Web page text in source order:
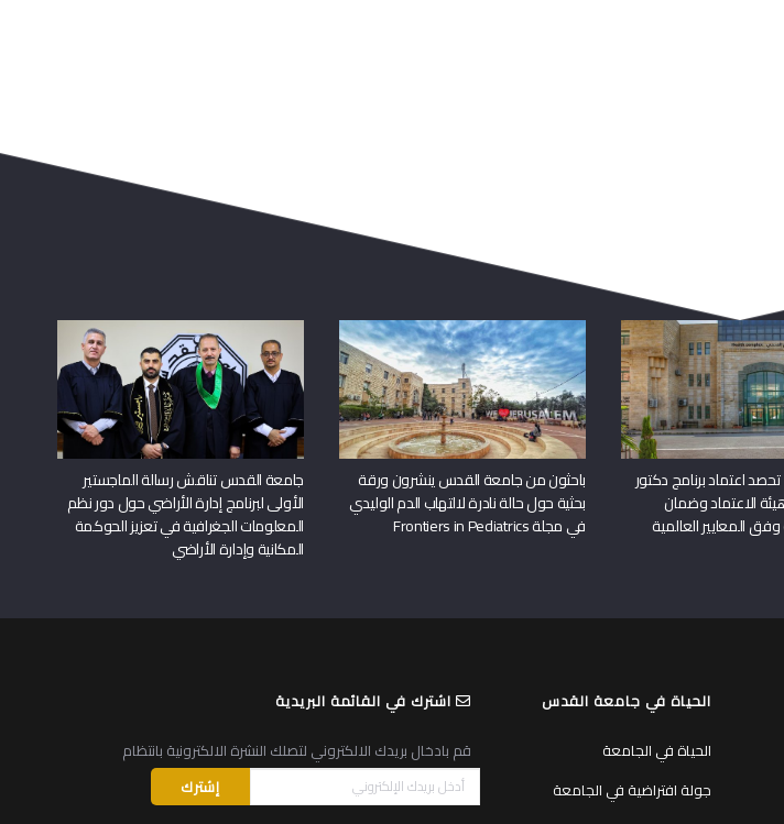
أيضا
اعتماد برنامج دكتور
الاعتماد وضمان
وفق المعايير العالمية
باحثون من جامعة القدس ينشرون ورقة
بحثية حول حالة نادرة لالتهاب الدم الوليدي
في مجلة Frontiers in Pediatrics
جامعة القدس تناقش رسالة الماجستير
الأولى لبرنامج إدارة الأراضي حول دور نظم
المعلومات الجغرافية في تعزيز الحوكمة
المكانية وإدارة الأراضي
الحياة في جامعة القدس
الحياة في الجامعة
جولة افتراضية في الجامعة
اشترك في القائمة البريدية
قم بادخال بريدك الالكتروني لتصلك النشرة الالكترونية بانتظام